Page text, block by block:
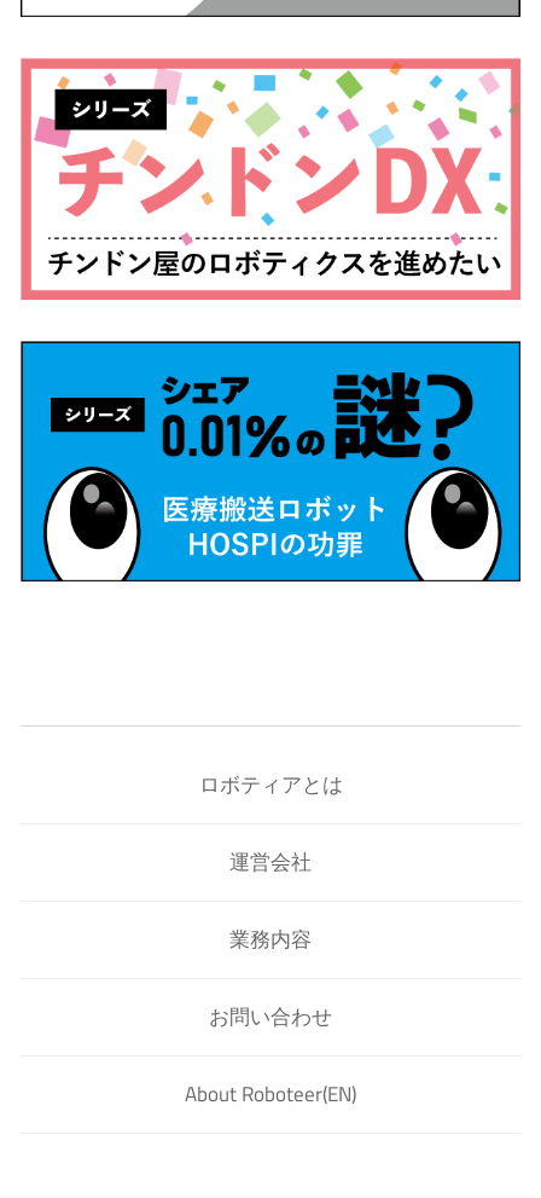
ロボティアとは
運営会社
業務内容
お問い合わせ
About Roboteer(EN)